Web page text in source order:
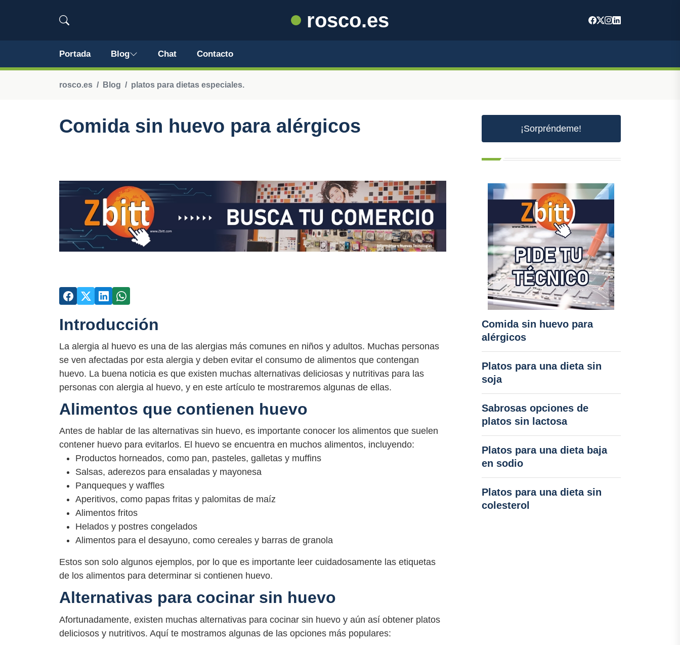
rosco.es
Portada Blog Chat Contacto
rosco.es Blog platos para dietas especiales.
Comida sin huevo para alérgicos
Introducción
La alergia al huevo es una de las alergias más comunes en niños y adultos. Muchas personas
se ven afectadas por esta alergia y deben evitar el consumo de alimentos que contengan
huevo. La buena noticia es que existen muchas alternativas deliciosas y nutritivas para las
personas con alergia al huevo, y en este artículo te mostraremos algunas de ellas.
Alimentos que contienen huevo
Antes de hablar de las alternativas sin huevo, es importante conocer los alimentos que suelen
contener huevo para evitarlos. El huevo se encuentra en muchos alimentos, incluyendo:
Productos horneados, como pan, pasteles, galletas y muffins
Salsas, aderezos para ensaladas y mayonesa
Panqueques y waffles
Aperitivos, como papas fritas y palomitas de maíz
Alimentos fritos
Helados y postres congelados
Alimentos para el desayuno, como cereales y barras de granola
Estos son solo algunos ejemplos, por lo que es importante leer cuidadosamente las etiquetas
de los alimentos para determinar si contienen huevo.
Alternativas para cocinar sin huevo
Afortunadamente, existen muchas alternativas para cocinar sin huevo y aún así obtener platos
deliciosos y nutritivos. Aquí te mostramos algunas de las opciones más populares:
¡Sorpréndeme!
Comida sin huevo para
alérgicos
Platos para una dieta sin
soja
Sabrosas opciones de
platos sin lactosa
Platos para una dieta baja
en sodio
Platos para una dieta sin
colesterol